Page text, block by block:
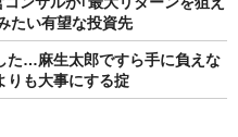
たい有望な投資先
た…麻生太郎ですら手に負えな
りも大事にする掟